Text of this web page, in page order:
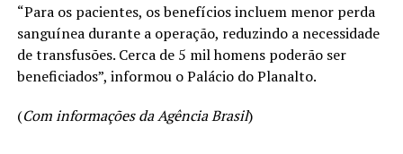
“Para os pacientes, os benefícios incluem menor perda
sanguínea durante a operação, reduzindo a necessidade
de transfusões. Cerca de 5 mil homens poderão ser
beneficiados”, informou o Palácio do Planalto.
(Com informações da Agência Brasil)